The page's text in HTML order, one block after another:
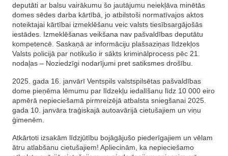
deputāti ar balsu vairākumu šo jautājumu neiekļāva minētās
domes sēdes darba kārtībā, jo atbilstoši normatīvajos aktos
noteiktajai kārtībai izmeklēšanu veic valsts tiesībsargājošās
iestādes. Izmeklēšanas veikšana nav pašvaldības deputātu
kompetencē. Saskaņā ar informāciju plašsaziņas līdzekļos
Valsts policijā par notikušo ir sākts kriminālprocess pēc 21.
nodaļas – Noziedzīgi nodarījumi pret satiksmes drošību.
2025. gada 16. janvārī Ventspils valstspilsētas pašvaldības
dome pieņēma lēmumu par līdzekļu iedalīšanu līdz 10 000 eiro
apmērā nepieciešamā pirmreizējā atbalsta sniegšanai 2025.
gada 10. janvāra traģiskajā autoavārijā cietušajiem un viņu
ģimenēm.
Atkārtoti izsakām līdzjūtību bojāgājušo piederīgajiem un vēlam
ātru atlabšanu cietušajiem! Apliecinām, ka nepieciešamo